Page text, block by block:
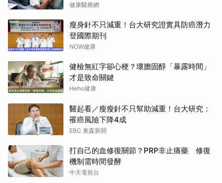
健康醫療網
瘦身針不只減重！台大研究證實具防癌潛力
登國際期刊
NOW健康
健檢無紅字卻心梗？壞膽固醇「暴露時間」
才是致命關鍵
Heho健康
醫起看／瘦瘦針不只幫助減重！台大研究：
罹癌風險下降4成
EBC 東森新聞
打自己的血修復關節？PRP非止痛藥 修復
機制需時間發酵
中天電視台